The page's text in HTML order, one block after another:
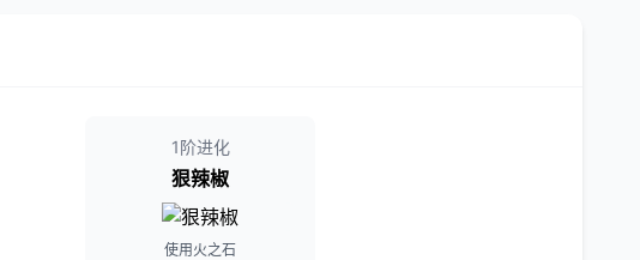
1阶进化
狠辣椒
使用火之石